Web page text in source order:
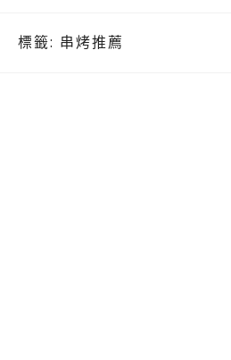
標籤: 串烤推薦